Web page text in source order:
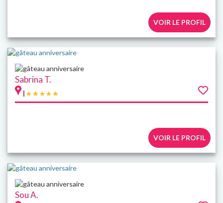
VOIR LE PROFIL
Sabrina T.
|
VOIR LE PROFIL
Sou A.